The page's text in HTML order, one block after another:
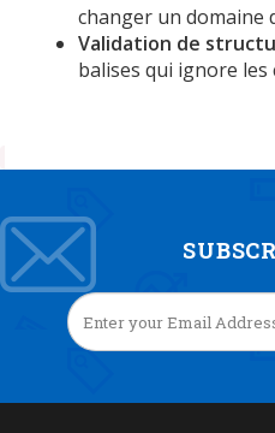
changer un domaine
Validation de
balises qui ignore les